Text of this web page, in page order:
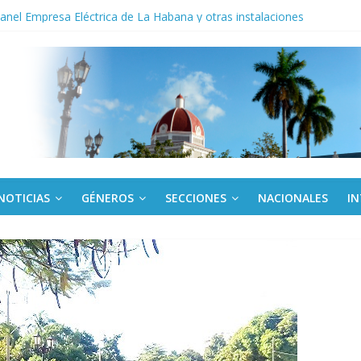
opacado por el alcohol
Libro y el legado editorial cubano
cubanos en certamen de ballet en Sudáfrica
para los niños trabajamos
GÉNEROS SECCIONES NACIONALES